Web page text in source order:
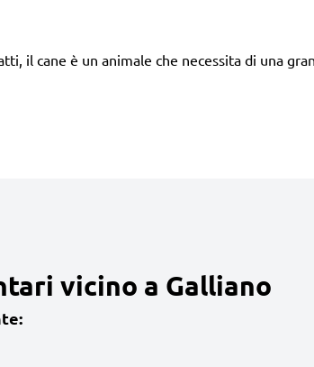
il cane è un animale che necessita di una
vicino a Galliano